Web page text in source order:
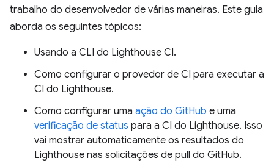
trabalho do desenvolvedor de várias maneiras. Este guia
aborda os seguintes tópicos:
Usando a CLI do Lighthouse CI.
Como configurar o provedor de CI para executar a
CI do Lighthouse.
Como configurar uma ação do GitHub e uma
verificação de status para a CI do Lighthouse. Isso
vai mostrar automaticamente os resultados do
Lighthouse nas solicitações de pull do GitHub.